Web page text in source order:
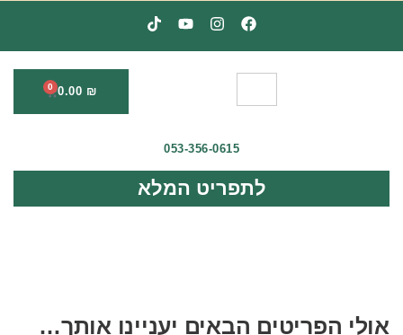
0.00 ₪
0
053-356-0615
לתפריט המלא
אולי הפריטים הבאים יעניינו אותך…